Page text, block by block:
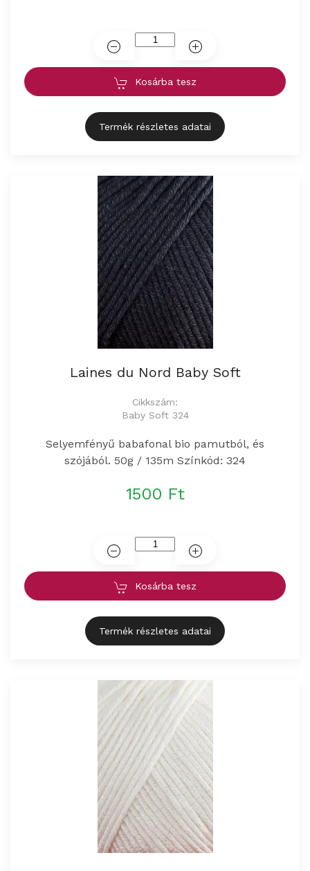
Kosárba tesz
Termék részletes adatai
Laines du Nord Baby Soft
Cikkszám:
Baby Soft 324
Selyemfényű babafonal bio pamutból, és
szójából. 50g / 135m Színkód: 324
1500 Ft
Kosárba tesz
Termék részletes adatai